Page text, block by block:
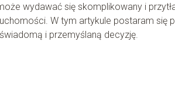
wydawać się skomplikowany i
W tym artykule postaram się
i przemyślaną decyzję.